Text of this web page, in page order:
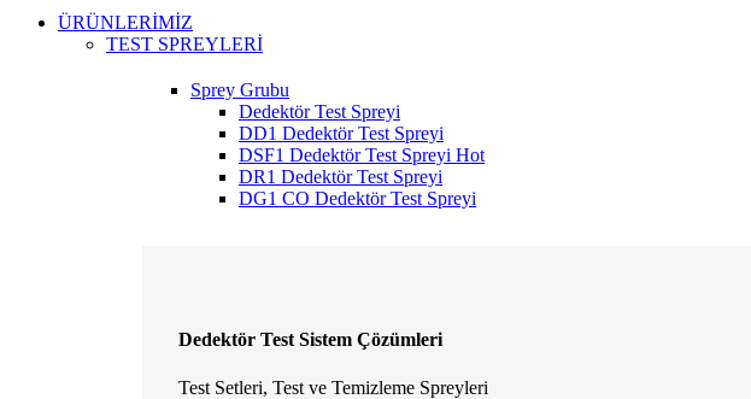
ÜRÜNLERİMİZ
TEST SPREYLERİ
Sprey Grubu
Dedektör Test Spreyi
DD1 Dedektör Test Spreyi
DSF1 Dedektör Test Spreyi Hot
DR1 Dedektör Test Spreyi
DG1 CO Dedektör Test Spreyi
Dedektör Test Sistem Çözümleri
Test Setleri, Test ve Temizleme Spreyleri